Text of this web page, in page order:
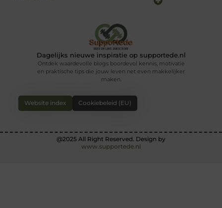
Dagelijks nieuwe inspiratie op supportede.nl
Ontdek waardevolle blogs boordevol kennis, motivatie
en praktische tips die jouw leven net even makkelijker
maken.
Website index Cookiebeleid (EU)
@2025 All Right Reserved. Design by
www.supportede.nl